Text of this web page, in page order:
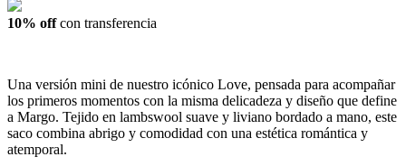
10% offcon transferencia
Una versión mini de nuestro icónico Love, pensada para acompañar
los primeros momentos con la misma delicadeza y diseño que define
a Margo. Tejido en lambswool suave y liviano bordado a mano, este
saco combina abrigo y comodidad con una estética romántica y
atemporal.